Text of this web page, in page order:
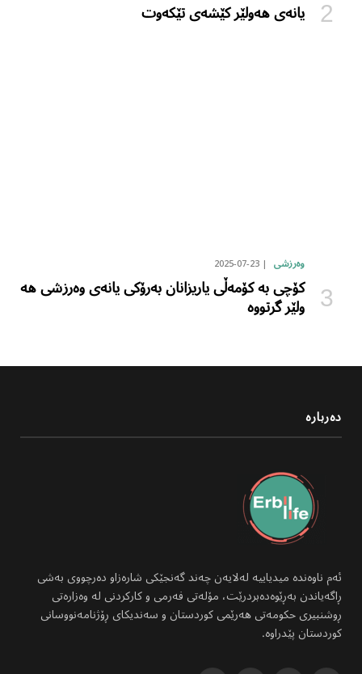
یانەی هەولێر کێشەی تێکەوت
وەرزشی 2025-07-23
کۆچی بە کۆمەڵی یاریزانان بەرۆکی یانەی وەرزشی هە
ولێر گرتووە
دەربارە
ئەم ناوەندە میدیاییە لەلایەن چەند گەنجێکی شارەزاو دەرچووی بەشی
ڕاگەیاندن بەڕێوەدەبردرێت، مۆلەتی فەرمی و کارکردنی لە وەزارەتی
ڕوشنبیری حکومەتی هەرێمی کوردستان و سەندیکای ڕۆژنامەنووسانی
کوردستان پێدراوە.